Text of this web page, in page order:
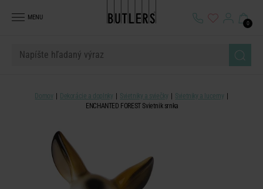
MENU
0
Domov Dekorácie a doplnky Svietniky a sviečky
Svietniky a lucerny
ENCHANTED FOREST Svietnik srnka